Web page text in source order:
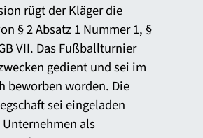
rügt der Kläger die
§ 2 Absatz 1 Nummer 1, §
VII. Das Fußballturnier
gedient und sei im
beworben worden. Die
sei eingeladen
als